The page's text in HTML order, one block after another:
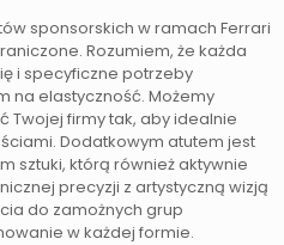
sponsorskich w ramach Ferrari
Rozumiem, że każda
i specyficzne potrzeby
na elastyczność. Możemy
firmy tak, aby idealnie
Dodatkowym atutem jest
sztuki, którą również aktywnie
precyzji z artystyczną wizją
do zamożnych grup
w każdej formie.